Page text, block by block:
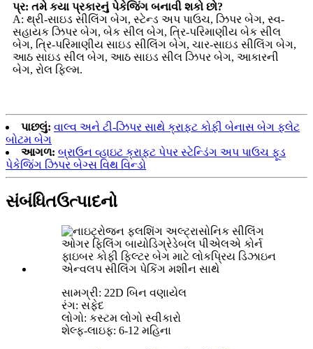
પ્ર: તમે કયા પ્રકારનું પેકેજિંગ બનાવી શકો છો?
A: થ્રી-સાઇડ સીલિંગ બેગ, સ્ટેન્ડ અપ પાઉચ, ઝિપર બેગ, સ્વ-
સહાયક ઝિપર બેગ, બેક સીલ બેગ, ત્રિ-પરિમાણીય બેક સીલ
બેગ, ત્રિ-પરિમાણીય સાઇડ સીલિંગ બેગ, ચાર-સાઇડ સીલિંગ બેગ,
આઠ સાઇડ સીલ બેગ, આઠ સાઇડ સીલ ઝિપર બેગ, આકારની
બેગ, રોલ ફિલ્મ.
પાછલું: વાલ્વ અને ટી-ઝિપર સાથે ક્રાફ્ટ કોફી બેનાસ બેગ ફ્લેટ
બોટમ બેગ
આગળ: બ્રાઉન વ્હાઇટ ક્રાફ્ટ પેપર સ્ટેન્ડિંગ અપ પાઉચ ફૂડ
પેકેજિંગ ઝિપર બેગ્સ વિથ વિન્ડો
સંબંધિતઉત્પાદનો
સામગ્રી: 22D બિન વણાયેલ
રંગ: સફેદ
લોગો: કસ્ટમ લોગો સ્વીકારો
શેલ્ફ-લાઇફ: 6-12 મહિના